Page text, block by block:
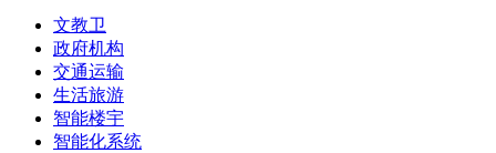
文教卫
政府机构
交通运输
生活旅游
智能楼宇
智能化系统